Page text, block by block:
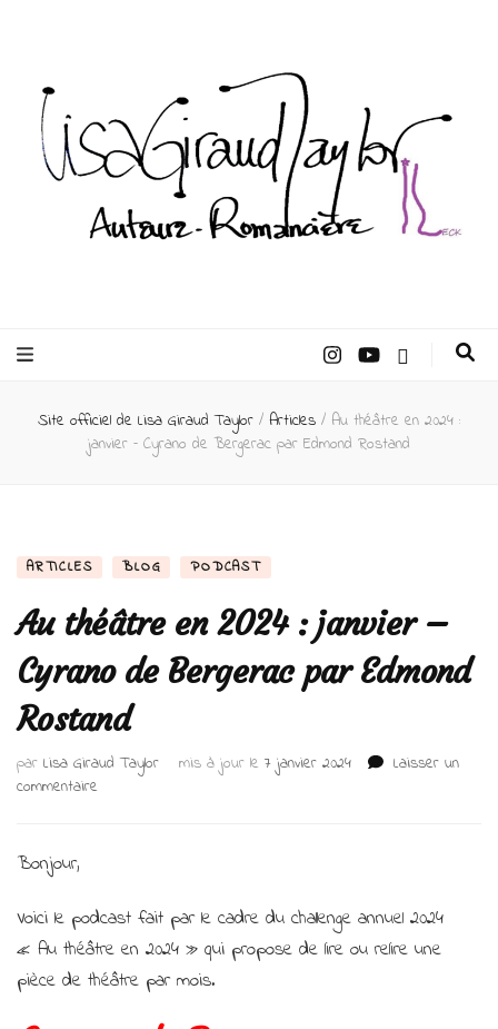
Taylor –
Auteur
Site officiel de Lisa Giraud Taylor / Articles / Au théâtre en 2024 :
janvier – Cyrano de Bergerac par Edmond Rostand
ARTICLES BLOG PODCAST
Au théâtre en 2024 : janvier –
Cyrano de Bergerac par Edmond
Rostand
par Lisa Giraud Taylor mis à jour le 7 janvier 2024
Laisser un
commentaire
janvier
–
Cyrano
Bonjour,
Voici le podcast fait par le cadre du challenge annuel 2024
« Au théâtre en 2024 » qui propose de lire ou relire une
pièce de théâtre par mois.